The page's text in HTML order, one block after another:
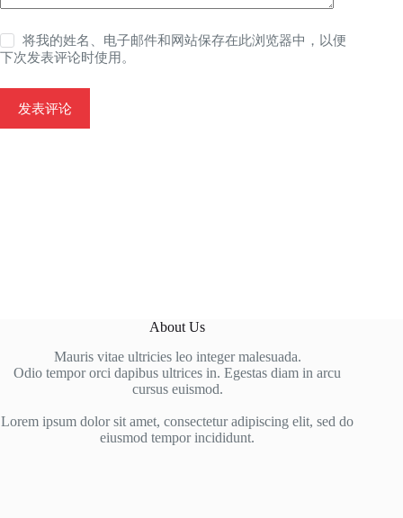
将我的姓名、电子邮件和网站保存在此浏览器中，以便
下次发表评论时使用。
发表评论
About Us
Mauris vitae ultricies leo integer malesuada.
Odio tempor orci dapibus ultrices in. Egestas diam in arcu
cursus euismod.
Lorem ipsum dolor sit amet, consectetur adipiscing elit, sed do
eiusmod tempor incididunt.